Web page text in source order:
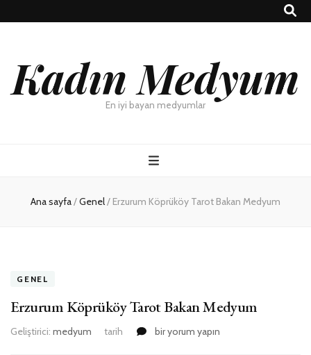
Kadın Medyum
En iyi bayan medyumlar
Ana sayfa/Genel/ Erzurum Köprüköy Tarot Bakan Medyum
GENEL
Erzurum Köprüköy Tarot Bakan Medyum
Geliştirici: medyum tarih
Erzurum
bir yorum yapın